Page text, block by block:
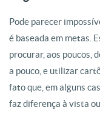
Pode parecer
é baseada em metas.
procurar, aos poucos,
a pouco, e utilizar
fato que, em alguns
faz diferença à vista